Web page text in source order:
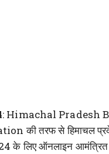
: Himachal Pradesh
की तरफ से हिमाचल
के लिए ऑनलाइन आमंत्रित